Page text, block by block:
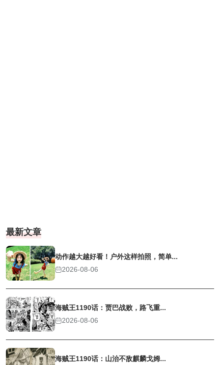
最新文章
动作越大越好看！户外这样拍照，简单...
2026-08-06
海贼王1190话：贾巴战败，路飞重...
2026-08-06
海贼王1190话：山治不敌麒麟戈姆...